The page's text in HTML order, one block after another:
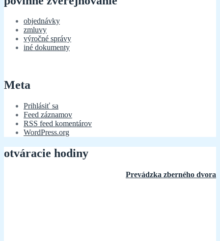
objednávky
zmluvy
výročné správy
iné dokumenty
Meta
Prihlásiť sa
Feed záznamov
RSS feed komentárov
WordPress.org
otváracie hodiny
Prevádzka zberného dvora